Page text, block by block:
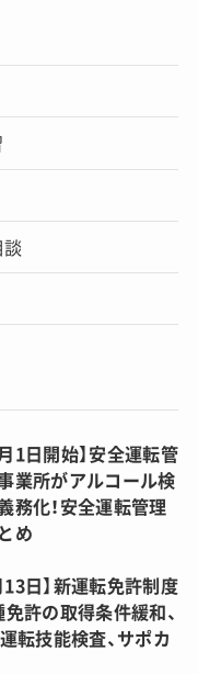
1日開始】安全運転管
業所がアルコール検
務化！安全運転管理
め
13日】新運転免許制度
免許の取得条件緩和、
転技能検査、サポカ